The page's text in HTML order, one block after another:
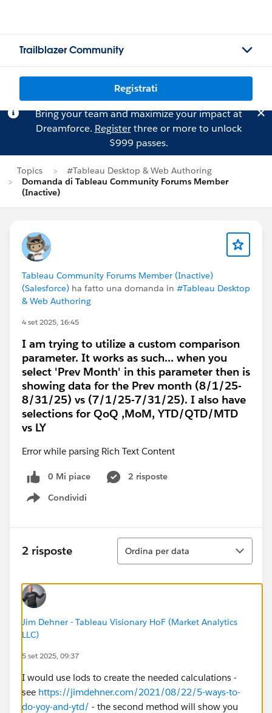
Trailblazer Community
Registrati
Bring your team and maximize your impact at
Dreamforce. Registerthree or more to unlock
$999 passes.
Topics
#Tableau Desktop & Web Authoring
Domanda di Tableau Community Forums Member
(Inactive)
Tableau Community Forums Member (Inactive)
(Salesforce) ha fatto una domanda in #Tableau Desktop
& Web Authoring
4 set 2025, 16:45
I am trying to utilize a custom comparison
parameter. It works as such... when you
select 'Prev Month' in this parameter then is
showing data for the Prev month (8/1/25-
8/31/25) vs (7/1/25-7/31/25). I also have
selections for QoQ ,MoM, YTD/QTD/MTD
vs LY
Error while parsing Rich Text Content
0 Mi piace
2 risposte
Condividi
Show menu
2 risposte
Ordina
Ordina per data
Jim Dehner - Tableau Visionary HoF (Market Analytics
LLC)
5 set 2025, 09:37
I would use lods to create the needed calculations -
see https://jimdehner.com/2021/08/22/5-ways-to-
do-yoy-and-ytd/ - the second method will show you